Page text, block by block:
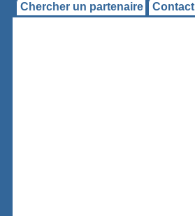
Chercher un partenaire
Contact